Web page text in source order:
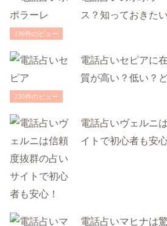
ス？知っておきた
236件のビュー
電話占いセピアに
質が高い？低い？
230件のビュー
電話占いヴェルニ
イトで初心者も安心
電話占いマヒナは